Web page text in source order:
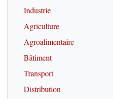
Industrie
Agriculture
Agroalimentaire
Bâtiment
Transport
Distribution